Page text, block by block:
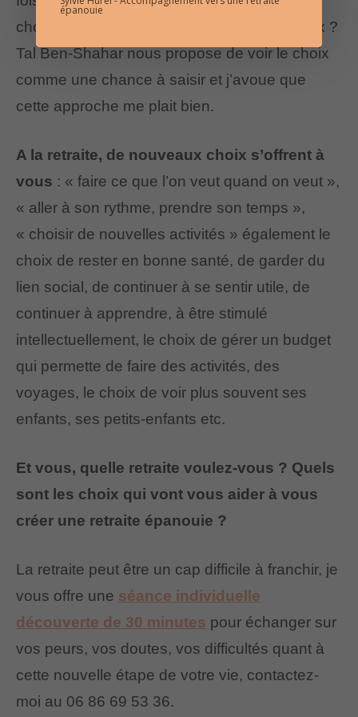
choix ? D’ailleurs, comment faire le bon choix ?
Tal Ben-Shahar nous propose de voir le choix
comme une chance à saisir et j’avoue que
cette approche me plait bien.
A la retraite, de nouveaux choix s’offrent à
vous : « faire ce que l’on veut quand on veut »,
« aller à son rythme, prendre son temps »,
« choisir de nouvelles activités » également le
choix de rester en bonne santé, de garder du
lien social, de continuer à se sentir utile, de
continuer à apprendre, à être stimulé
intellectuellement, le choix de gérer un budget
qui permette de faire des activités, des
voyages, le choix de voir plus souvent ses
enfants, ses petits-enfants etc.
Et vous, quelle retraite voulez-vous ? Quels
sont les choix qui vont vous aider à vous
créer une retraite épanouie ?
La retraite peut être un cap difficile à franchir, je
vous offre une séance individuelle
découverte de 30 minutes pour échanger sur
vos peurs, vos doutes, vos difficultés quant à
cette nouvelle étape de votre vie, contactez-
moi au 06 86 69 53 36.
épanouie